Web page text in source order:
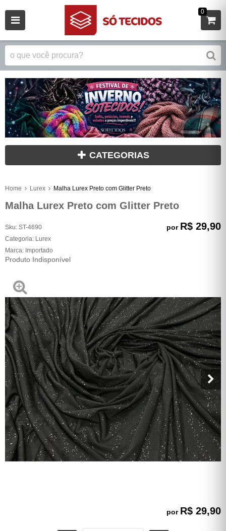
0
CATEGORIAS
Home Lurex Malha Lurex Preto com Glitter Preto
Malha Lurex Preto com Glitter Preto
Sku: ST-4690
Categoria: Lurex
Marca: Importado
Produto Indisponível
por R$ 29,90
por R$ 29,90